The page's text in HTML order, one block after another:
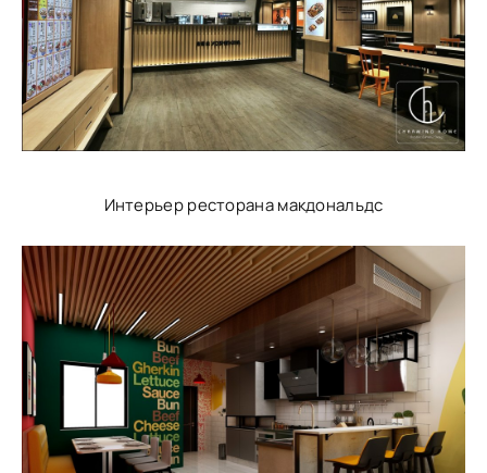
Интерьер ресторана макдональдс